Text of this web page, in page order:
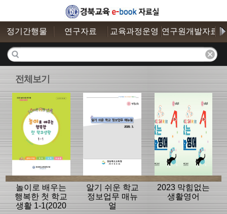
정기간행물 연구자료 교육과정운영 연구원개발자료
전체보기
놀이로 배우는
행복한 첫 학교
생활 1-1(2020
알기 쉬운 학교
정보업무 매뉴
얼
2023 막힘없는
생활영어